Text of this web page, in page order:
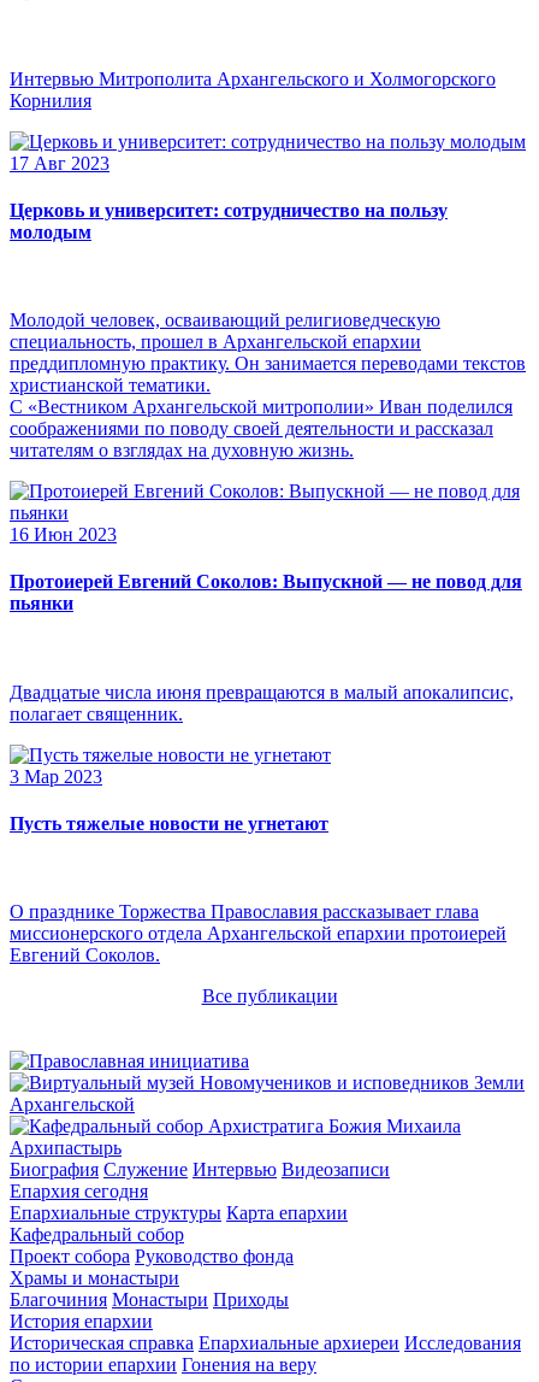
Интервью Митрополита Архангельского и Холмогорского
Корнилия
17 Авг 2023
Церковь и университет: сотрудничество на пользу
молодым
Молодой человек, осваивающий религиоведческую
специальность, прошел в Архангельской епархии
преддипломную практику. Он занимается переводами текстов
христианской тематики.
С «Вестником Архангельской митрополии» Иван поделился
соображениями по поводу своей деятельности и рассказал
читателям о взглядах на духовную жизнь.
16 Июн 2023
Протоиерей Евгений Соколов: Выпускной — не повод для
пьянки
Двадцатые числа июня превращаются в малый апокалипсис,
полагает священник.
3 Мар 2023
Пусть тяжелые новости не угнетают
О празднике Торжества Православия рассказывает глава
миссионерского отдела Архангельской епархии протоиерей
Евгений Соколов.
Все публикации
Архипастырь
Биография Служение Интервью Видеозаписи
Епархия сегодня
Епархиальные структуры Карта епархии
Кафедральный собор
Проект собора Руководство фонда
Храмы и монастыри
Благочиния Монастыри Приходы
История епархии
Историческая справка Епархиальные архиереи Исследования
по истории епархии Гонения на веру